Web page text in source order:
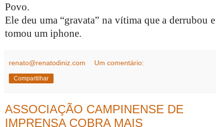
Povo.
Ele deu uma “gravata” na vítima que a derrubou e
tomou um iphone.
renato@renatodiniz.com Um comentário:
Compartilhar
ASSOCIAÇÃO CAMPINENSE DE
IMPRENSA COBRA MAIS